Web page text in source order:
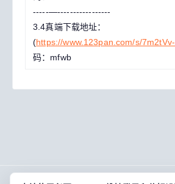
-----—-----------------
3.4真端下载地址：
(https://www.123pan.com/s/
码：mfwb